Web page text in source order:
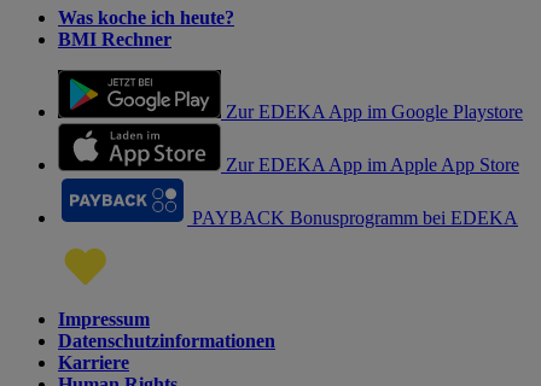
Was koche ich heute?
BMI Rechner
Zur EDEKA App im Google Playstore
Zur EDEKA App im Apple App Store
PAYBACK Bonusprogramm bei EDEKA
Impressum
Datenschutzinformationen
Karriere